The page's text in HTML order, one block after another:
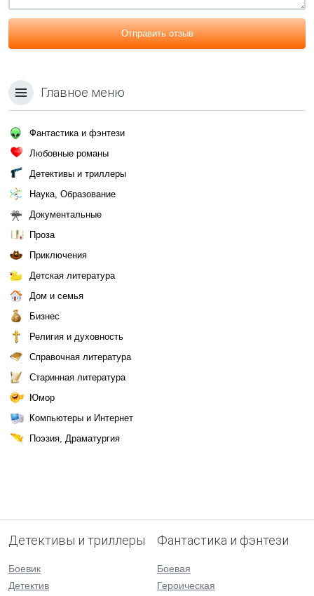
Отправить отзыв
Главное меню
Фантастика и фэнтези
Любовные романы
Детективы и триллеры
Наука, Образование
Документальные
Проза
Приключения
Детская литература
Дом и семья
Бизнес
Религия и духовность
Справочная литература
Старинная литература
Юмор
Компьютеры и Интернет
Поэзия, Драматургия
Детективы и триллеры
Боевик
Детектив
Фантастика и фэнтези
Боевая
Героическая